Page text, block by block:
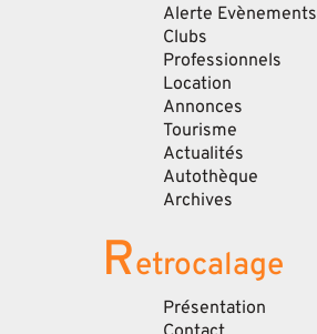
Alerte Evènements
Clubs
Professionnels
Location
Annonces
Tourisme
Actualités
Autothèque
Archives
Retrocalage
Présentation